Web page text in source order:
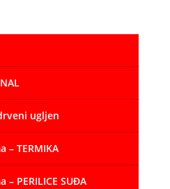
ugljen
– TERMIKA
PERILICE SUĐA